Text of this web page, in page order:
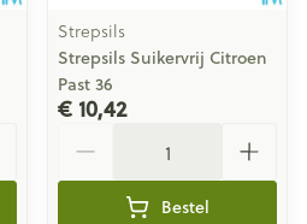
Strepsils
Strepsils Suikervrij Citroen
Past 36
€ 10,42
Bestel